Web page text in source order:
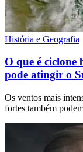
História e Geografia
O que é ciclone
pode atingir o
Os ventos mais
fortes também